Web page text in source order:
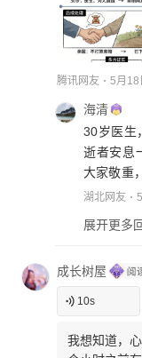
腾讯网友 5月18
海清
30岁医生
逝者安息
大家敬重，
湖北网友
展开更多
成长树屋
10s
我想知道，